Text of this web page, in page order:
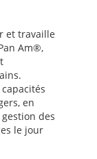
et travaille
Am®,
en
des
le jour